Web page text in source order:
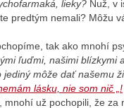
lieky? Nuž, v
predtým nemali? Môžu
tak ako mnohí
ľuďmi, našimi blízkymi
jediný môže dať našemu
lásku, nie som nič „!
mnohí už pochopili, že za